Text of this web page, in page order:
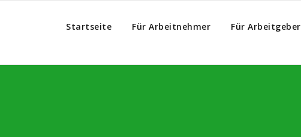
Startseite Für Arbeitnehmer Für Arbeitgeber